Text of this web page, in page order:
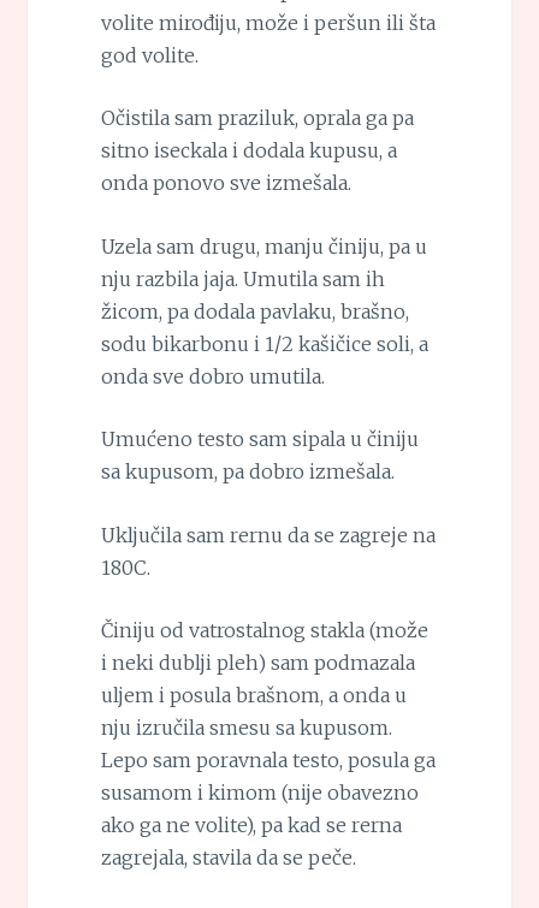
volite mirođiju, može i peršun ili šta
god volite.
Očistila sam praziluk, oprala ga pa
sitno iseckala i dodala kupusu, a
onda ponovo sve izmešala.
Uzela sam drugu, manju činiju, pa u
nju razbila jaja. Umutila sam ih
žicom, pa dodala pavlaku, brašno,
sodu bikarbonu i 1/2 kašičice soli, a
onda sve dobro umutila.
Umućeno testo sam sipala u činiju
sa kupusom, pa dobro izmešala.
Uključila sam rernu da se zagreje na
180C.
Činiju od vatrostalnog stakla (može
i neki dublji pleh) sam podmazala
uljem i posula brašnom, a onda u
nju izručila smesu sa kupusom.
Lepo sam poravnala testo, posula ga
susamom i kimom (nije obavezno
ako ga ne volite), pa kad se rerna
zagrejala, stavila da se peče.